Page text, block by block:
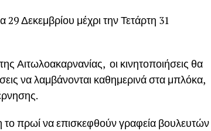
Δεκεμβρίου μέχρι την Τετάρτη 31
Αιτωλοακαρνανίας, οι κινητοποιήσεις θα
να λαμβάνονται καθημερινά στα μπλόκα,
το πρωί να επισκεφθούν γραφεία βουλευτών